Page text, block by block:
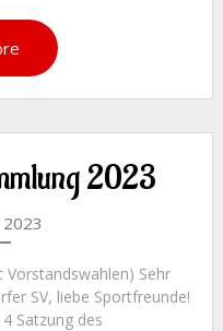
2023
Sehr
SV, liebe Sportfreunde!
Satzung des